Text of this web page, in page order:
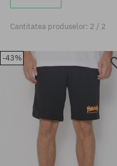
Cantitatea produselor: 2 / 2
-43%